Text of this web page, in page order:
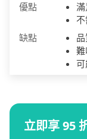
優點
缺點
立即享 95